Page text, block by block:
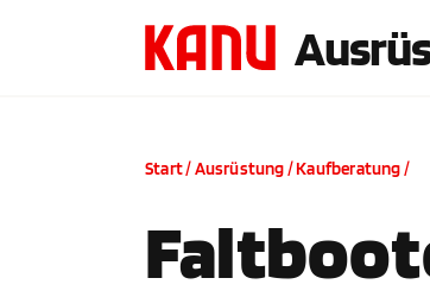
Start/Ausrüstung/Kaufberatung/